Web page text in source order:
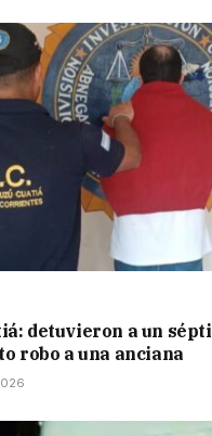
detuvieron a un
robo a una anciana